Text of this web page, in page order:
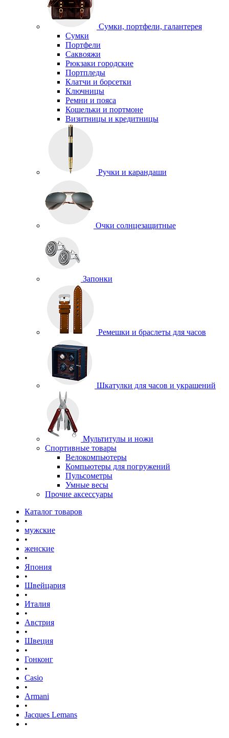
Сумки, портфели, галантерея
Сумки
Портфели
Саквояжи
Рюкзаки городские
Портпледы
Клатчи и борсетки
Ключницы
Ремни и пояса
Кошельки и портмоне
Визитницы и кредитницы
Ручки и карандаши
Очки солнцезащитные
Запонки
Ремешки и браслеты для часов
Шкатулки для часов и украшений
Мультитулы и ножи
Спортивные товары
Велокомпьютеры
Компьютеры для погружений
Пульсометры
Умные весы
Прочие аксессуары
Каталог товаров
•
мужские
•
женские
•
Япония
•
Швейцария
•
Италия
•
Австрия
•
Швеция
•
Гонконг
•
Casio
•
Armani
•
Jacques Lemans
•